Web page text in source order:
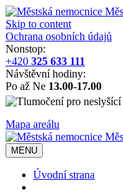
Skip to content
Ochrana osobních údajů
Nonstop:
+420 325 633 111
Návštěvní hodiny:
Po až Ne 13.00-17.00
Mapa areálu
MENU
Úvodní strana